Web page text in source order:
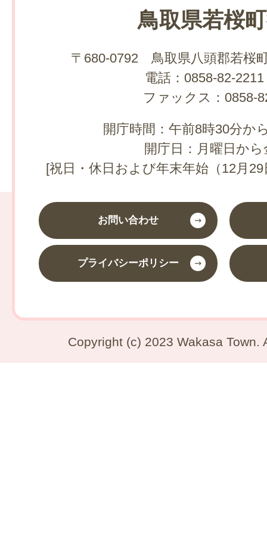
鳥取県若桜
〒680-0792 鳥取県八頭郡若桜
電話：0858-82-
ファックス：0858-
開庁時間：午前8時30分か
開庁日：月曜日から
[祝日・休日および年末年始（12月
お問い合わせ
プライバシーポリシー
Copyright (c) 2023 Wakasa Town.